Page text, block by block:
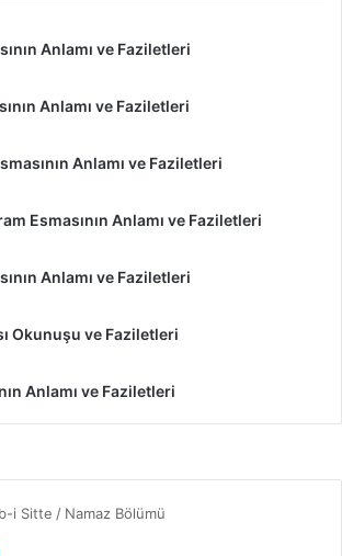
Anlamı ve Faziletleri
Anlamı ve Faziletleri
Anlamı ve Faziletleri
Esmasının Anlamı ve Faziletleri
Anlamı ve Faziletleri
Okunuşu ve Faziletleri
Anlamı ve Faziletleri